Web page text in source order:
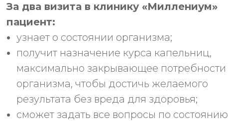
За два визита в клинику «Миллениум»
пациент:
️узнает о состоянии организма;
получит назначение курса капельниц,
максимально закрывающее потребности
организма, чтобы достичь желаемого
результата без вреда для здоровья;
сможет задать все вопросы по состоянию